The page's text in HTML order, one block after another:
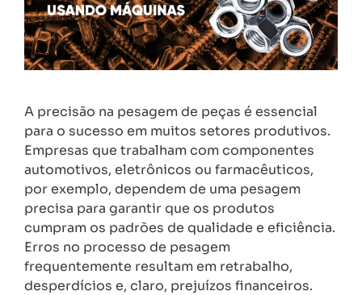
A precisão na pesagem de peças é essencial
para o sucesso em muitos setores produtivos.
Empresas que trabalham com componentes
automotivos, eletrônicos ou farmacêuticos,
por exemplo, dependem de uma pesagem
precisa para garantir que os produtos
cumpram os padrões de qualidade e eficiência.
Erros no processo de pesagem
frequentemente resultam em retrabalho,
desperdícios e, claro, prejuízos financeiros.